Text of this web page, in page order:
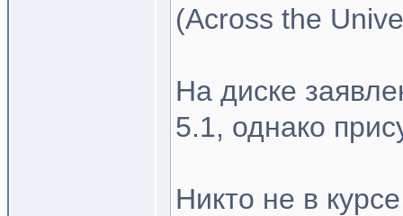
(Across the
На диске
5.1, однако
Никто не в